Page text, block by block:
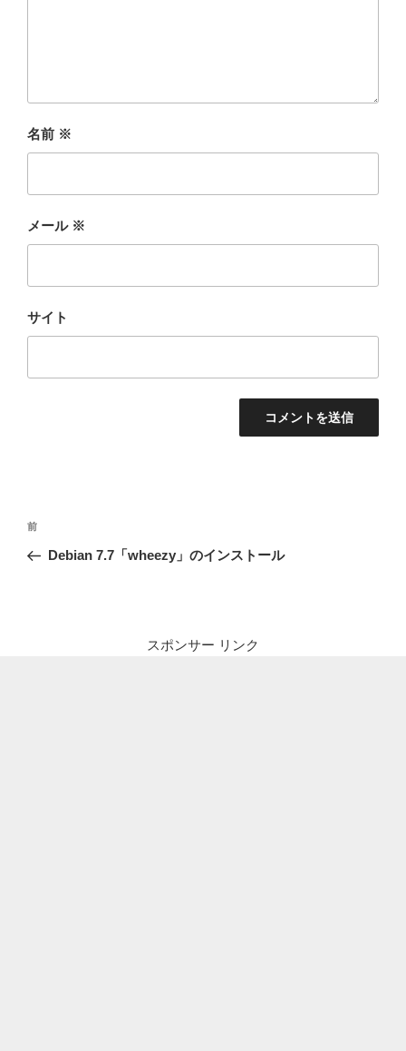
名前 ※
メール ※
サイト
投
ナ
前
の
前
Debian 7.7「wheezy」のインストール
スポンサー リンク